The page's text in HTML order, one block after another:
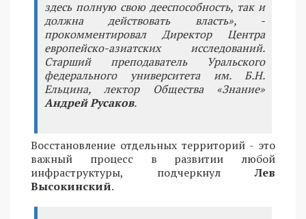
здесь полную свою дееспособность, так и
должна действовать власть», -
прокомментировал Директор Центра
европейско-азиатских исследований.
Старший преподаватель Уральского
федерального университета им. Б.Н.
Ельцина, лектор Общества «Знание»
Андрей Русаков.
Восстановление отдельных территорий - это
важный процесс в развитии любой
инфраструктуры, подчеркнулЛев
Высокинский.